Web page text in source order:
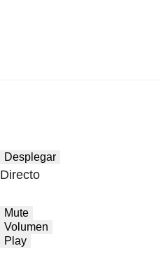
Desplegar
Directo
Mute
Volumen
Play